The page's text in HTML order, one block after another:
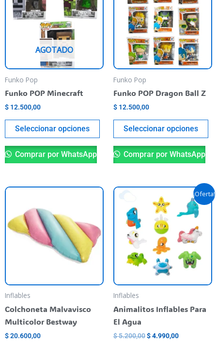
AGOTADO
Funko Pop
Funko POP Minecraft
$ 12.500,00
Seleccionar opciones
variantes.
opciones
se
pueden
elegir
página
del
producto
Comprar por WhatsApp
Funko Pop
Funko POP Dragon Ball Z
$ 12.500,00
Seleccionar opciones
se
Comprar por WhatsApp
Inflables
Colchoneta Malvavisco
Multicolor Bestway
$20.600,00
¡Oferta!
Inflables
Animalitos Inflables Para
El Agua
$5.200,00
El
precio
original
era:
$ 5.200,00.
$4.990,00
El
precio
actual
es:
$ 4.990,00.